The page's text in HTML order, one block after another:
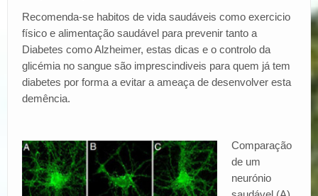
Recomenda-se habitos de vida saudáveis como exercicio
físico e alimentação saudável para prevenir tanto a
Diabetes como Alzheimer, estas dicas e o controlo da
glicémia no sangue são imprescindiveis para quem já tem
diabetes por forma a evitar a ameaça de desenvolver esta
demência.
Comparação
de um
neurónio